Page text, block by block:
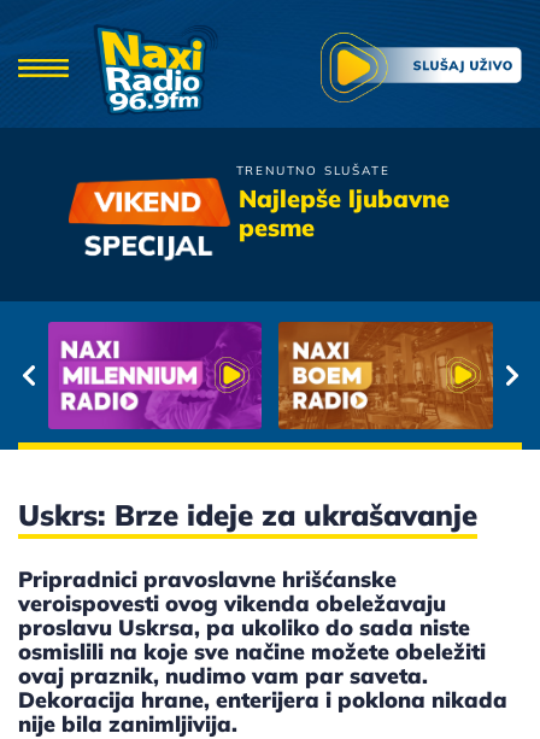
TRENUTNO SLUŠATE
Najlepše ljubavne
pesme
Kerber
Kad ljubav izda
Uskrs: Brze ideje za ukrašavanje
Pripradnici pravoslavne hrišćanske
veroispovesti ovog vikenda obeležavaju
proslavu Uskrsa, pa ukoliko do sada niste
osmislili na koje sve načine možete obeležiti
ovaj praznik, nudimo vam par saveta.
Dekoracija hrane, enterijera i poklona nikada
nije bila zanimljivija.